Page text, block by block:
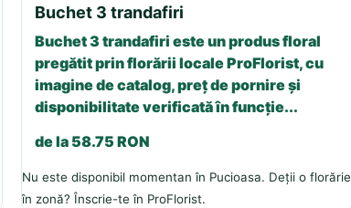
Buchet 3 trandafiri
Buchet 3 trandafiri este un produs floral
pregătit prin florării locale ProFlorist, cu
imagine de catalog, preț de pornire și
disponibilitate verificată în funcție...
de la 58.75 RON
Nu este disponibil momentan în Pucioasa. Deții o florărie
în zonă? Înscrie-te în ProFlorist.